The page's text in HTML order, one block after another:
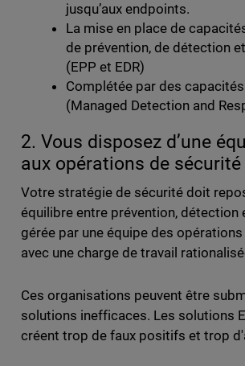
jusqu’aux endpoints.
La mise en place de
de prévention, de détection
(EPP et EDR)
Complétée par des
(Managed Detection and
2. Vous disposez d’une
aux opérations de sécurité
Votre stratégie de sécurité doit
équilibre entre prévention, détection
gérée par une équipe des
avec une charge de travail
Ces organisations peuvent être
solutions inefficaces. Les solutions
créent trop de faux positifs et trop